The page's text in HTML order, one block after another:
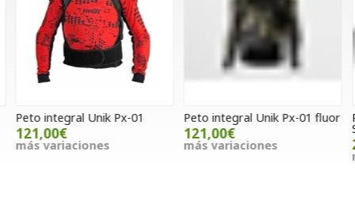
Peto integral Unik Px-01
121,00€
más variaciones
Peto integral Unik Px-01 fluor
121,00€
más variaciones